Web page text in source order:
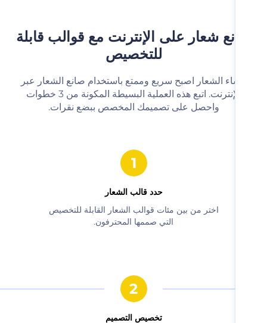
شعار على الإنترنت مع قوالب قابلة
للتخصيص
الشعار اصبح سريع وممتع باستخدام صانع الشعار عبر
الإنترنت. اتبع هذه العملية البسيطة المكونة من 3 خطوات
واحصل على تصميمك المخصص ببضع نقرات.‬
حدد قالب الشعار
‫اختر من بين مئات قوالب الشعار القابلة للتخصيص
التي صممها المحترفون.‬
‫تخصيص التصميم‬